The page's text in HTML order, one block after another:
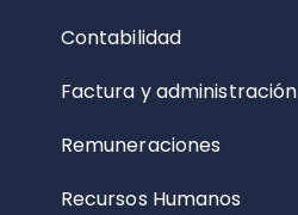
Contabilidad
Factura y administración
Remuneraciones
Recursos Humanos